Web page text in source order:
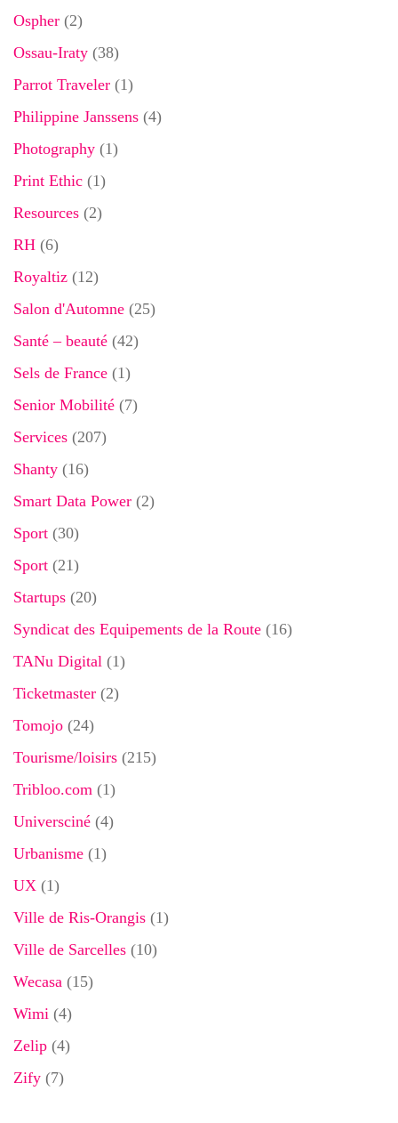
Ospher (2)
Ossau-Iraty (38)
Parrot Traveler (1)
Philippine Janssens (4)
Photography (1)
Print Ethic (1)
Resources (2)
RH (6)
Royaltiz (12)
Salon d'Automne (25)
Santé – beauté (42)
Sels de France (1)
Senior Mobilité (7)
Services (207)
Shanty (16)
Smart Data Power (2)
Sport (30)
Sport (21)
Startups (20)
Syndicat des Equipements de la Route (16)
TANu Digital (1)
Ticketmaster (2)
Tomojo (24)
Tourisme/loisirs (215)
Tribloo.com (1)
Universciné (4)
Urbanisme (1)
UX (1)
Ville de Ris-Orangis (1)
Ville de Sarcelles (10)
Wecasa (15)
Wimi (4)
Zelip (4)
Zify (7)